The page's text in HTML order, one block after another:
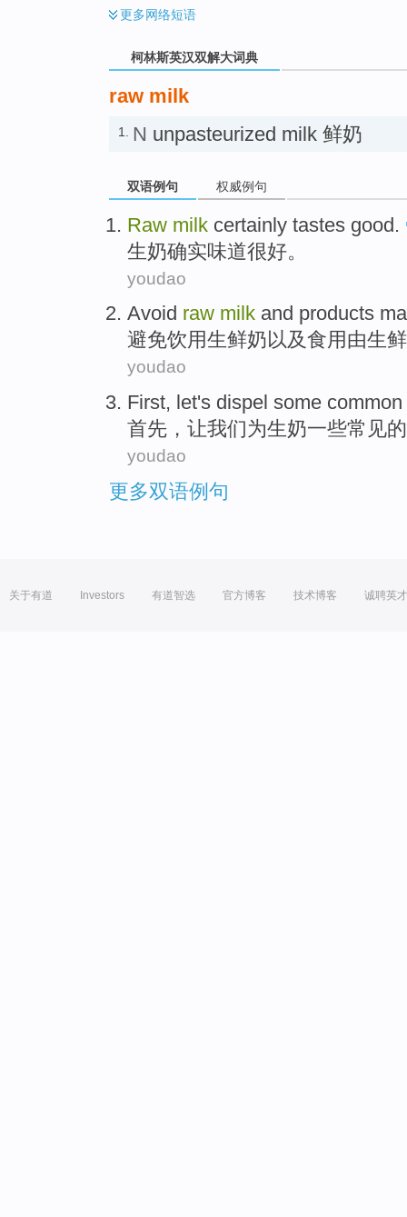
更多网络短语
柯林斯英汉双解大词典
raw milk
1. N unpasteurized milk 鲜奶
双语例句 权威例句
Raw milk certainly tastes good.
生奶确实味道很好。
youdao
Avoid raw milk and products
避免饮用生鲜奶以及食用 由生
youdao
First, let's dispel some common
首先 ， 让我们为生奶一些常见的
youdao
更多双语例句
关于有道 Investors 有道智选 官方博客 技术博客 诚聘英才